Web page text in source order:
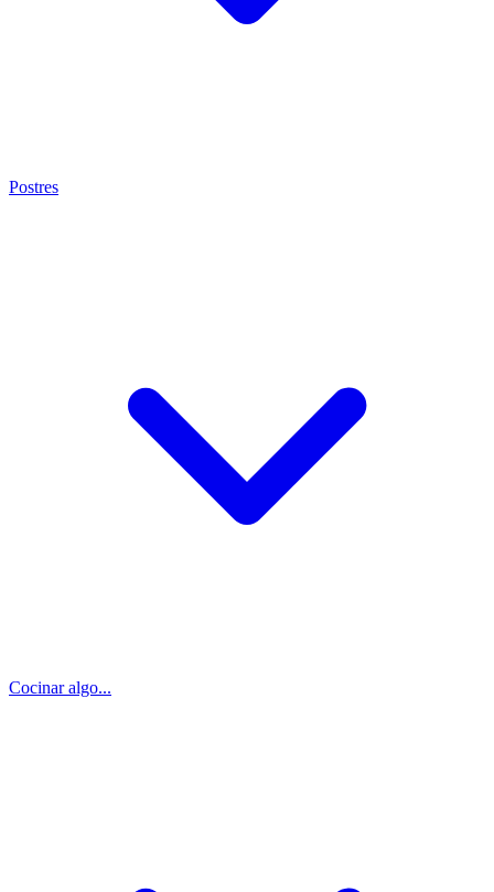
Postres
Cocinar algo...